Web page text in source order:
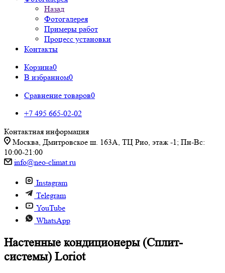
Назад
Фотогалерея
Примеры работ
Процесс установки
Контакты
Корзина0
В избранном0
Сравнение товаров0
+7 495 665-02-02
Контактная информация
Москва, Дмитровское ш. 163А, ТЦ Рио, этаж -1; Пн-Вс:
10:00-21:00
info@neo-climat.ru
Instagram
Telegram
YouTube
WhatsApp
Настенные кондиционеры (Сплит-
системы) Loriot